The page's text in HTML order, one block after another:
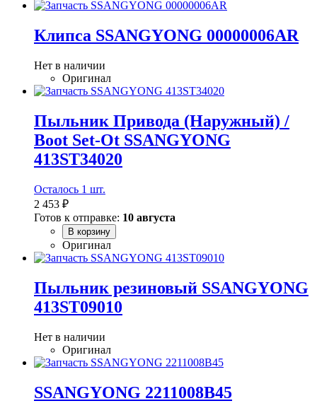
Клипса SSANGYONG 00000006AR
Нет в наличии
Оригинал
Пыльник Привода (Наружный) /
Boot Set-Ot SSANGYONG
413ST34020
Осталось 1 шт.
2 453 ₽
Готов к отправке: 10 августа
В корзину
Оригинал
Пыльник резиновый SSANGYONG
413ST09010
Нет в наличии
Оригинал
SSANGYONG 2211008B45